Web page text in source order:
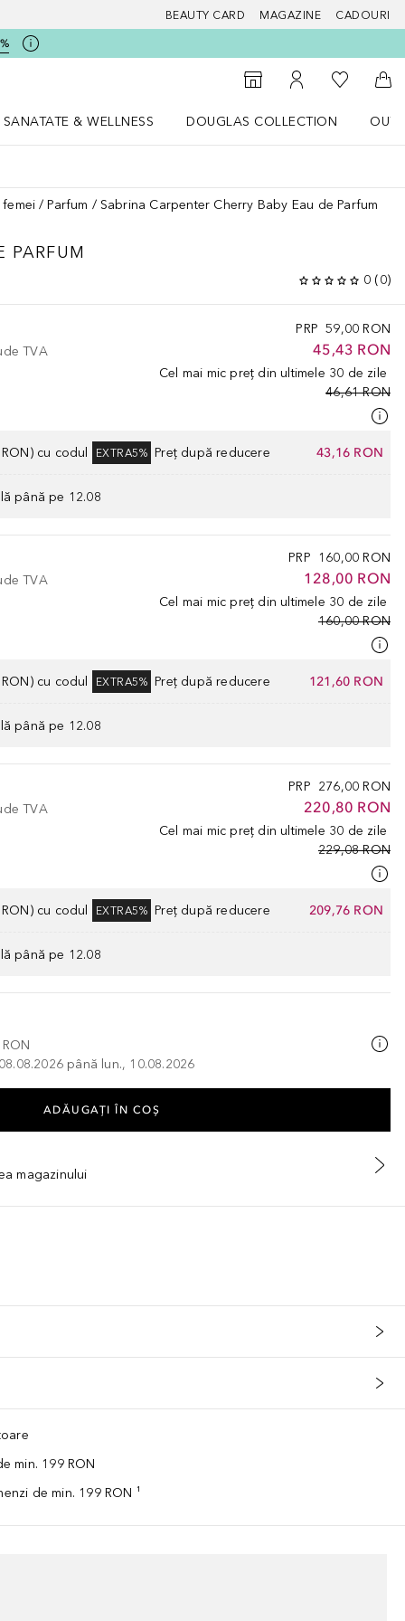
BEAUTY CARD MAGAZINE CADOURI
Către Găsire magazin
Către Contul meu
Către
SANATATE & WELLNESS
DOUGLAS COLLECTION
femei Parfum Sabrina Carpenter Cherry Baby Eau de Parfum
PARFUM
0 (0)
PRP 59,00 RON
45,43 RON
Cel mai mic preț din ultimele 30 de zile
46,61 RON
TVA
cu codul EXTRA5% Preț după reducere 43,16 RON
până pe 12.08
PRP 160,00 RON
128,00 RON
Cel mai mic preț din ultimele 30 de zile
160,00 RON
TVA
cu codul EXTRA5% Preț după reducere 121,60 RON
până pe 12.08
PRP 276,00 RON
220,80 RON
Cel mai mic preț din ultimele 30 de zile
229,08 RON
TVA
cu codul EXTRA5% Preț după reducere 209,76 RON
până pe 12.08
până lun., 10.08.2026
ADĂUGAȚI ÎN COŞ
magazinului
min. 199 RON
de min. 199 RON ¹